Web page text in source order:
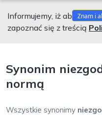
Synonim
normą
Wszystkie synonimy
Informujemy, iż aby
zapoznać się z treścią
Znam i